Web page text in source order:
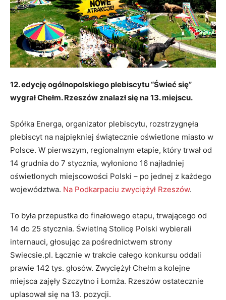
12. edycję ogólnopolskiego plebiscytu “Świeć się”
wygrał Chełm. Rzeszów znalazł się na 13. miejscu.
Spółka Energa, organizator plebiscytu, rozstrzygnęła
plebiscyt na najpiękniej świątecznie oświetlone miasto w
Polsce. W pierwszym, regionalnym etapie, który trwał od
14 grudnia do 7 stycznia, wyłoniono 16 najładniej
oświetlonych miejscowości Polski – po jednej z każdego
województwa. Na Podkarpaciu zwyciężył Rzeszów.
To była przepustka do finałowego etapu, trwającego od
14 do 25 stycznia. Świetlną Stolicę Polski wybierali
internauci, głosując za pośrednictwem strony
Swiecsie.pl. Łącznie w trakcie całego konkursu oddali
prawie 142 tys. głosów. Zwyciężył Chełm a kolejne
miejsca zajęły Szczytno i Łomża. Rzeszów ostatecznie
uplasował się na 13. pozycji.